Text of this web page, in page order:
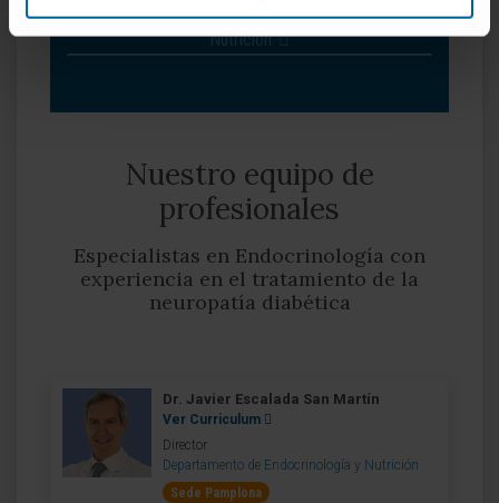
Nuestro Departamento de Endocrinología y
Nutrición
Nuestro equipo de
profesionales
Especialistas en Endocrinología con
experiencia en el tratamiento de la
neuropatía diabética
Dr. Javier Escalada San Martín
Ver Curriculum
Director
Departamento de Endocrinología y Nutrición
Sede Pamplona